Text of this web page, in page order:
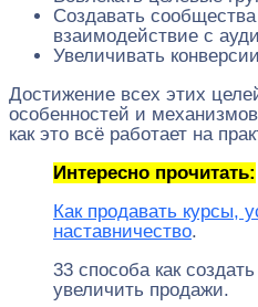
Создавать
взаимодействие с
Увеличивать
Достижение всех этих
особенностей и
как это всё работает на
Интересно прочитать:
Как продавать курсы,
наставничество.
33 способа как создать
увеличить продажи.